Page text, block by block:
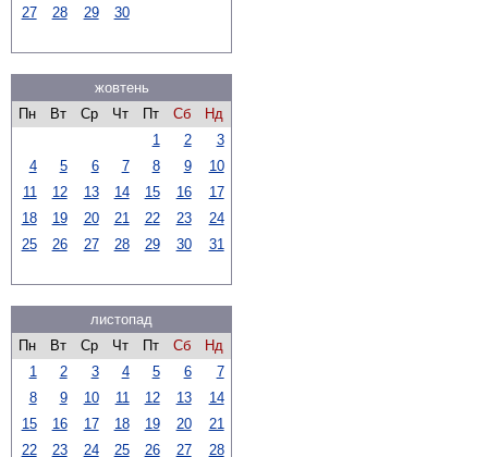
27
28 29 30
жовтень
Пн
Вт Ср Чт Пт Сб
Нд
1
2
3
4
5 6 7 8 9
10
11
12 13 14 15 16
17
18
19 20 21 22 23
24
25
26 27 28 29 30 31
листопад
Пн
Вт Ср Чт Пт Сб
Нд
1
2 3 4 5 6
7
8
9 10 11 12 13
14
15
16 17 18 19 20
21
22
23 24 25 26 27 28